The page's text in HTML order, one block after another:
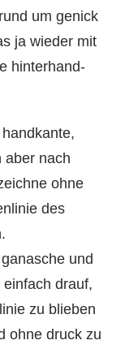
um genick
ja wieder mit
hinterhand-
aber nach
ohne
des
und
drauf,
zu blieben
ohne druck zu